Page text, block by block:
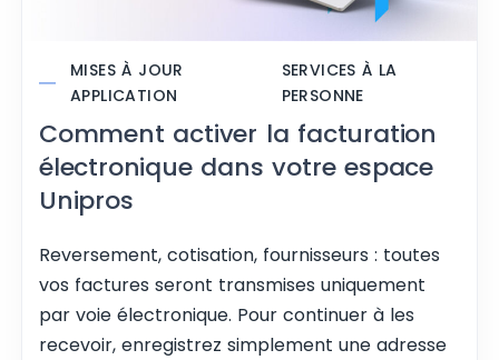
MISES À JOUR
APPLICATION
SERVICES À LA
PERSONNE
Comment activer la facturation
électronique dans votre espace
Unipros
Reversement, cotisation, fournisseurs : toutes
vos factures seront transmises uniquement
par voie électronique. Pour continuer à les
recevoir, enregistrez simplement une adresse